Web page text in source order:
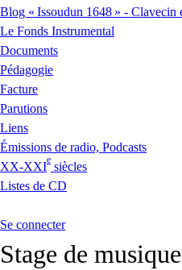
Blog « Issoudun 1648 » - Clavecin
Le Fonds Instrumental
Documents
Pédagogie
Facture
Parutions
Liens
Émissions de radio, Podcasts
XX-XXI
e
siècles
Listes de CD
Se connecter
Stage de